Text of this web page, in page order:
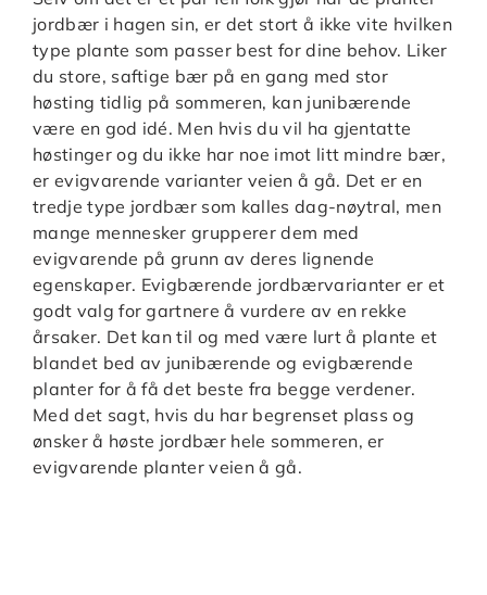
jordbær i hagen sin, er det stort å ikke vite hvilken
type plante som passer best for dine behov. Liker
du store, saftige bær på en gang med stor
høsting tidlig på sommeren, kan junibærende
være en god idé. Men hvis du vil ha gjentatte
høstinger og du ikke har noe imot litt mindre bær,
er evigvarende varianter veien å gå. Det er en
tredje type jordbær som kalles dag-nøytral, men
mange mennesker grupperer dem med
evigvarende på grunn av deres lignende
egenskaper. Evigbærende jordbærvarianter er et
godt valg for gartnere å vurdere av en rekke
årsaker. Det kan til og med være lurt å plante et
blandet bed av junibærende og evigbærende
planter for å få det beste fra begge verdener.
Med det sagt, hvis du har begrenset plass og
ønsker å høste jordbær hele sommeren, er
evigvarende planter veien å gå.